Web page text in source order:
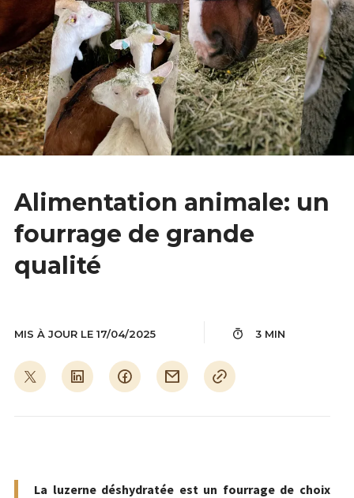
Alimentation animale: un
fourrage de grande
qualité
MIS À JOUR LE 17/04/2025 3 MIN
La luzerne déshydratée est un fourrage de choix